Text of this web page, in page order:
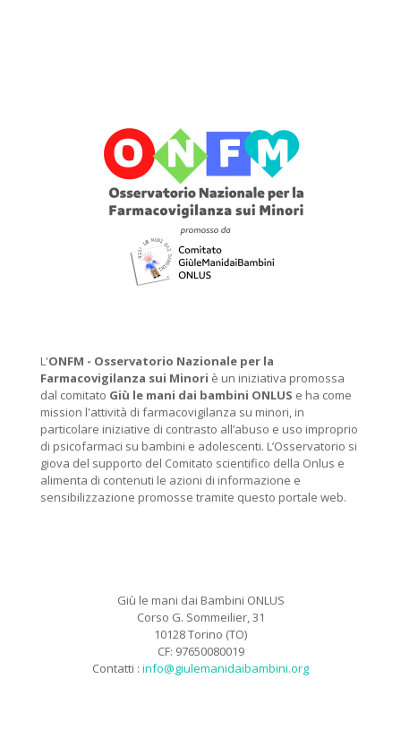
L'ONFM - Osservatorio Nazionale per la
Farmacovigilanza sui Minori è un iniziativa promossa
dal comitato Giù le mani dai bambini ONLUS e ha come
mission l'attività di farmacovigilanza su minori, in
particolare iniziative di contrasto all’abuso e uso improprio
di psicofarmaci su bambini e adolescenti. L’Osservatorio si
giova del supporto del Comitato scientifico della Onlus e
alimenta di contenuti le azioni di informazione e
sensibilizzazione promosse tramite questo portale web.
Giù le mani dai Bambini ONLUS
Corso G. Sommeilier, 31
10128 Torino (TO)
CF: 97650080019
Contatti : info@giulemanidaibambini.org